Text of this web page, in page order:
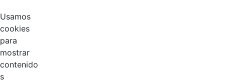
Usamos
cookies
para
mostrar
contenido
s